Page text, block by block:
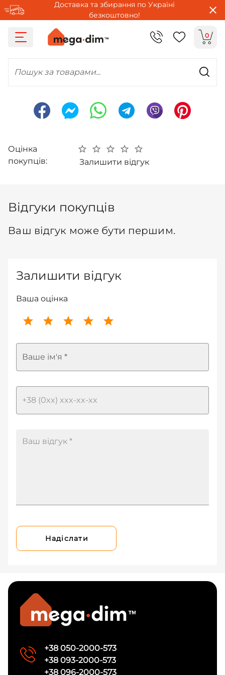
Доставка та збирання по Україні
безкоштовно!
0
Пошук за товарами...
Оцінка
покупців:
Залишити відгук
Відгуки покупців
Ваш відгук може бути першим.
Залишити відгук
Ваша оцінка
Ваше ім'я *
Надіслати
+38 050-2000-573
+38 093-2000-573
+38 096-2000-573